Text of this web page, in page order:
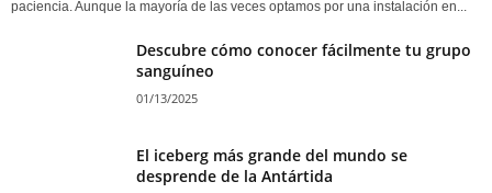
paciencia. Aunque la mayoría de las veces optamos por una instalación en...
Descubre cómo conocer fácilmente tu grupo
sanguíneo
01/13/2025
El iceberg más grande del mundo se
desprende de la Antártida